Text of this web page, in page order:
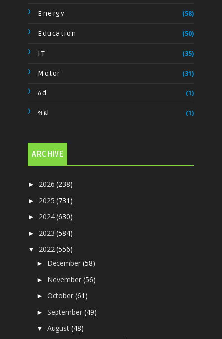
Energy (58)
Education (50)
IT (35)
Motor (31)
Ad (1)
ขฝ (1)
ARCHIVE
► 2026(238)
► 2025(731)
► 2024(630)
► 2023(584)
▼ 2022(556)
► December(58)
► November(56)
►October(61)
►September(49)
▼August(48)